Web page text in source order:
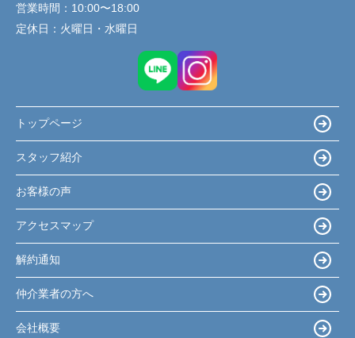
営業時間： 10:00〜18:00
定休日： 火曜日・水曜日
トップページ
スタッフ紹介
お客様の声
アクセスマップ
解約通知
仲介業者の方へ
会社概要